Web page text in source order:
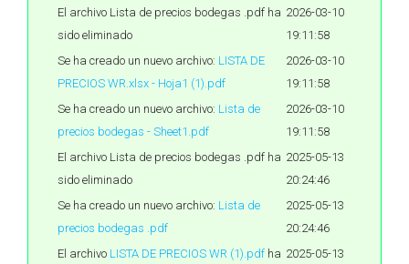
El archivo Lista de precios bodegas .pdf ha
sido eliminado
2026-03-10
19:11:58
Se ha creado un nuevo archivo: LISTA DE
PRECIOS WR.xlsx - Hoja1 (1).pdf
2026-03-10
19:11:58
Se ha creado un nuevo archivo: Lista de
precios bodegas - Sheet1.pdf
2026-03-10
19:11:58
El archivo Lista de precios bodegas .pdf ha
sido eliminado
2025-05-13
20:24:46
Se ha creado un nuevo archivo: Lista de
precios bodegas .pdf
2025-05-13
20:24:46
El archivo LISTA DE PRECIOS WR (1).pdf ha 2025-05-13